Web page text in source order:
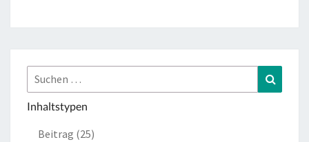
Suchen
nach:
Inhaltstypen
Beitrag (25)